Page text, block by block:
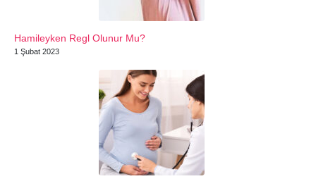
Hamileyken Regl Olunur Mu?
1 Şubat 2023